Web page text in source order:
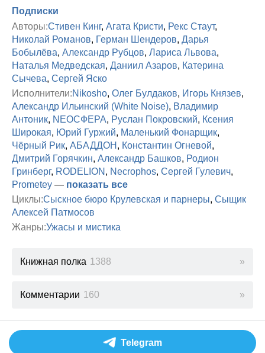
Подписки
Авторы:Стивен Кинг, Агата Кристи, Рекс Стаут,
Николай Романов, Герман Шендеров, Дарья
Бобылёва, Александр Рубцов, Лариса Львова,
Наталья Медведская, Даниил Азаров, Катерина
Сычева, Сергей Яско
Исполнители:Nikosho, Олег Булдаков, Игорь Князев,
Александр Ильинский (White Noise), Владимир
Антоник, NEOСФЕРА, Руслан Покровский, Ксения
Широкая, Юрий Гуржий, Маленький Фонарщик,
Чёрный Рик, АБАДДОН , Константин Огневой,
Дмитрий Горячкин, Александр Башков, Родион
Гринберг, RODELION , Necrophos, Сергей Гулевич,
Prometey — показать все
Циклы:Сыскное бюро Крулевская и парнеры, Сыщик
Алексей Патмосов
Жанры:Ужасы и мистика
Книжная полка 1388
Комментарии 160
Telegram